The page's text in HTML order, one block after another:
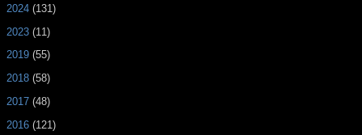
2024(131)
2023(11)
2019(55)
2018(58)
2017(48)
2016(121)